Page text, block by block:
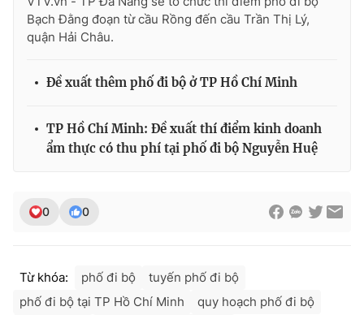
Bạch Đằng đoạn từ cầu Rồng đến cầu Trần Thị Lý,
quận Hải Châu.
Đề xuất thêm phố đi bộ ở TP Hồ Chí Minh
TP Hồ Chí Minh: Đề xuất thí điểm kinh doanh
ẩm thực có thu phí tại phố đi bộ Nguyễn Huệ
0 0
Từ khóa: phố đi bộ
tuyến phố đi bộ
phố đi bộ tại TP Hồ Chí Minh
quy hoạch phố đi bộ